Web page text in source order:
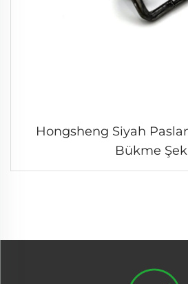
Hongsheng Siyah
Bükme